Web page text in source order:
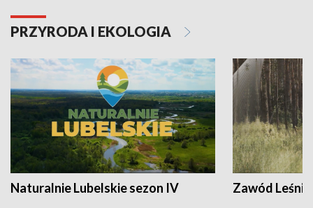
PRZYRODA I EKOLOGIA
Naturalnie Lubelskie sezon IV Zawód Leśnik